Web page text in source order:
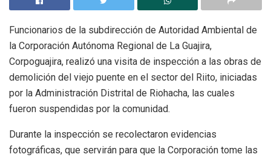
Funcionarios de la subdirección de Autoridad Ambiental de
la Corporación Autónoma Regional de La Guajira,
Corpoguajira, realizó una visita de inspección a las obras de
demolición del viejo puente en el sector del Riito, iniciadas
por la Administración Distrital de Riohacha, las cuales
fueron suspendidas por la comunidad.
Durante la inspección se recolectaron evidencias
fotográficas, que servirán para que la Corporación tome las